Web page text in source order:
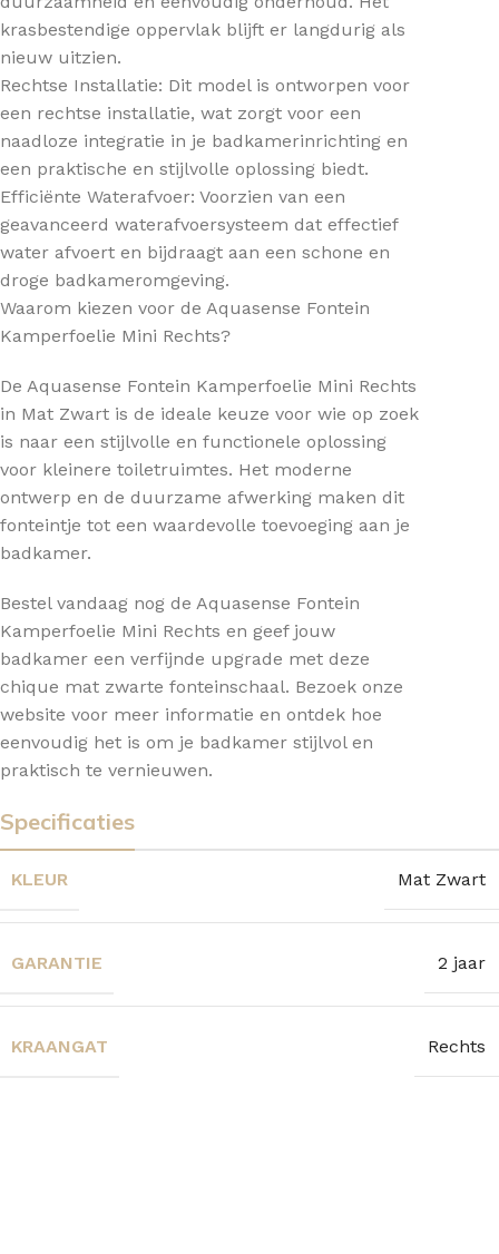
krasbestendige oppervlak blijft er langdurig als
nieuw uitzien.
Rechtse Installatie: Dit model is ontworpen voor
een rechtse installatie, wat zorgt voor een
naadloze integratie in je badkamerinrichting en
een praktische en stijlvolle oplossing biedt.
Efficiënte Waterafvoer: Voorzien van een
geavanceerd waterafvoersysteem dat effectief
water afvoert en bijdraagt aan een schone en
droge badkameromgeving.
Waarom kiezen voor de Aquasense Fontein
Kamperfoelie Mini Rechts?
De Aquasense Fontein Kamperfoelie Mini Rechts
in Mat Zwart is de ideale keuze voor wie op zoek
is naar een stijlvolle en functionele oplossing
voor kleinere toiletruimtes. Het moderne
ontwerp en de duurzame afwerking maken dit
fonteintje tot een waardevolle toevoeging aan je
badkamer.
Bestel vandaag nog de Aquasense Fontein
Kamperfoelie Mini Rechts en geef jouw
badkamer een verfijnde upgrade met deze
chique mat zwarte fonteinschaal. Bezoek onze
website voor meer informatie en ontdek hoe
eenvoudig het is om je badkamer stijlvol en
praktisch te vernieuwen.
Specificaties
KLEUR Mat Zwart
GARANTIE 2 jaar
KRAANGAT Rechts